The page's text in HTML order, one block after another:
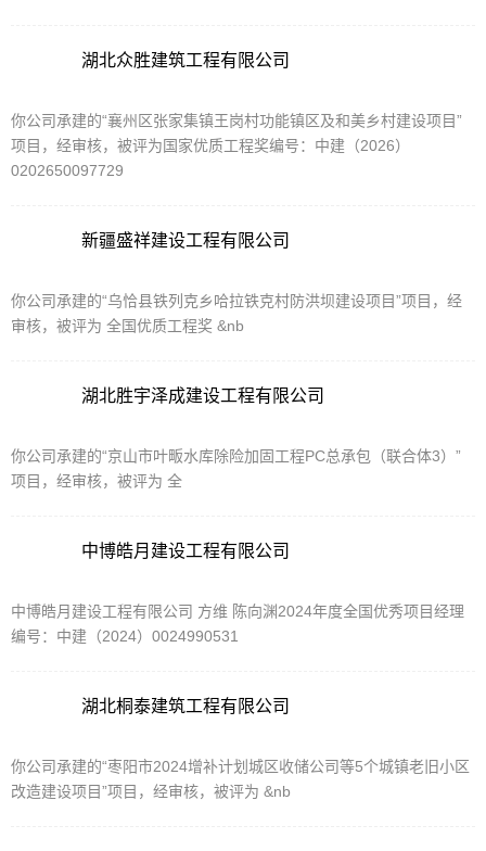
湖北众胜建筑工程有限公司
你公司承建的“襄州区张家集镇王岗村功能镇区及和美乡村建设项目”
项目，经审核，被评为国家优质工程奖编号：中建（2026）
0202650097729
新疆盛祥建设工程有限公司
你公司承建的“乌恰县铁列克乡哈拉铁克村防洪坝建设项目”项目，经
审核，被评为 全国优质工程奖 &nb
湖北胜宇泽成建设工程有限公司
你公司承建的“京山市叶畈水库除险加固工程PC总承包（联合体3）”
项目，经审核，被评为 全
中博皓月建设工程有限公司
中博皓月建设工程有限公司 方维 陈向渊2024年度全国优秀项目经理
编号：中建（2024）0024990531
湖北桐泰建筑工程有限公司
你公司承建的“枣阳市2024增补计划城区收储公司等5个城镇老旧小区
改造建设项目”项目，经审核，被评为 &nb